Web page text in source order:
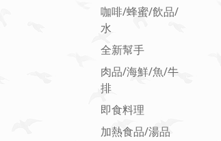
咖啡/蜂蜜/飲品/
水
全新幫手
肉品/海鮮/魚/牛
排
即食料理
加熱食品/湯品